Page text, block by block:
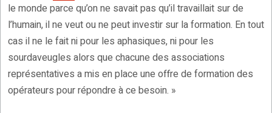
le monde parce qu’on ne savait pas qu’il travaillait sur de
l’humain, il ne veut ou ne peut investir sur la formation. En tout
cas il ne le fait ni pour les aphasiques, ni pour les
sourdaveugles alors que chacune des associations
représentatives a mis en place une offre de formation des
opérateurs pour répondre à ce besoin. »